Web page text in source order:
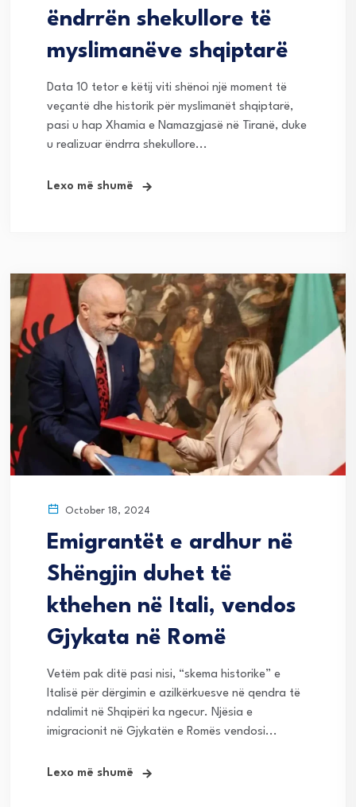
ëndrrën shekullore të
myslimanëve shqiptarë
Data 10 tetor e këtij viti shënoi një moment të
veçantë dhe historik për myslimanët shqiptarë,
pasi u hap Xhamia e Namazgjasë në Tiranë, duke
u realizuar ëndrra shekullore...
Lexo më shumë
October 18, 2024
Emigrantët e ardhur në
Shëngjin duhet të
kthehen në Itali, vendos
Gjykata në Romë
Vetëm pak ditë pasi nisi, “skema historike” e
Italisë për dërgimin e azilkërkuesve në qendra të
ndalimit në Shqipëri ka ngecur. Njësia e
imigracionit në Gjykatën e Romës vendosi...
Lexo më shumë